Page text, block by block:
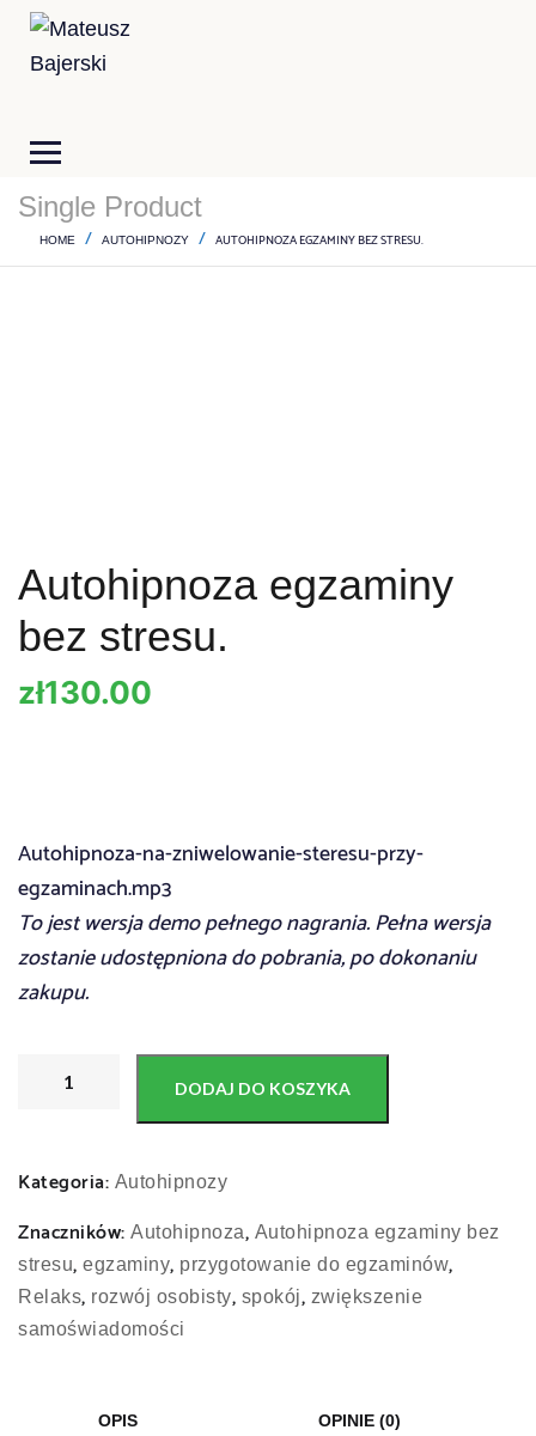
Single Product
HOME AUTOHIPNOZY AUTOHIPNOZA EGZAMINY BEZ STRESU.
Autohipnoza egzaminy
bez stresu.
zł130.00
Autohipnoza-na-zniwelowanie-steresu-przy-
egzaminach.mp3
To jest wersja demo pełnego nagrania. Pełna wersja
zostanie udostępniona do pobrania, po dokonaniu
zakupu.
DODAJ DO KOSZYKA
Kategoria: Autohipnozy
Znaczników: Autohipnoza, Autohipnoza egzaminy bez
stresu, egzaminy, przygotowanie do egzaminów,
Relaks, rozwój osobisty, spokój, zwiększenie
samoświadomości
OPIS OPINIE (0)